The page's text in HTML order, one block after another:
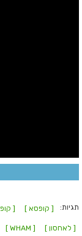
תגיות: [ קופסא ] [
[ לאחסון ] [ WHAM ]